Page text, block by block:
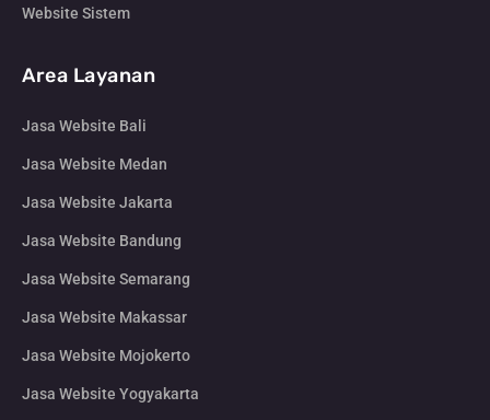
Website Sistem
Area Layanan
Jasa Website Bali
Jasa Website Medan
Jasa Website Jakarta
Jasa Website Bandung
Jasa Website Semarang
Jasa Website Makassar
Jasa Website Mojokerto
Jasa Website Yogyakarta